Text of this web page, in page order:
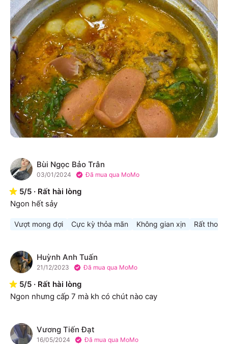
B Bùi Ngọc Bảo Trân
03/01/2024 Đã mua qua MoMo
5/5 · Rất hài lòng
Ngon hết sảy
Vượt mong đợi Cực kỳ thỏa mãn Không gian xịn Rất thoải
H Huỳnh Anh Tuấn
21/12/2023 Đã mua qua MoMo
5/5 · Rất hài lòng
Ngon nhưng cấp 7 mà kh có chút nào cay
V Vương Tiến Đạt
16/05/2024 Đã mua qua MoMo